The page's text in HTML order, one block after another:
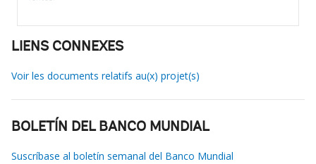
LIENS CONNEXES
Voir les documents relatifs au(x) projet(s)
BOLETÍN DEL BANCO MUNDIAL
Suscríbase al boletín semanal del Banco Mundial